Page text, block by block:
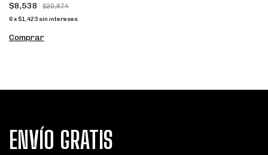
$8,538
$20,874
6x $1,423 sin intereses
Comprar
ENVÍO GRATIS